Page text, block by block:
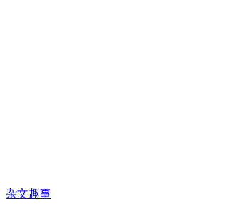
杂文趣事